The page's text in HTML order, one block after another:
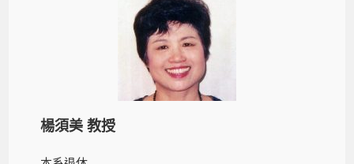
楊須美 教授